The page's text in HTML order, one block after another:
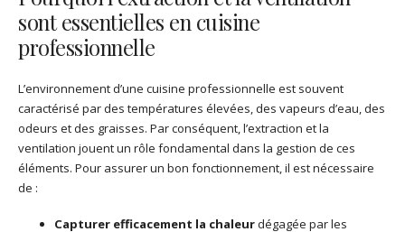
sont essentielles en cuisine
professionnelle
L’environnement d’une cuisine professionnelle est souvent
caractérisé par des températures élevées, des vapeurs d’eau, des
odeurs et des graisses. Par conséquent, l’extraction et la
ventilation jouent un rôle fondamental dans la gestion de ces
éléments. Pour assurer un bon fonctionnement, il est nécessaire
de :
Capturer efficacement la chaleurdégagée par les